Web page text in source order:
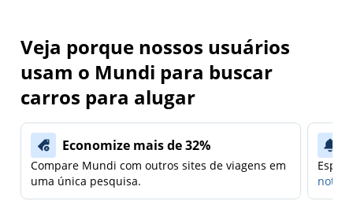
Veja porque nossos usuários
usam o Mundi para buscar
carros para alugar
Economize mais de 32%
Compare Mundi com outros sites de viagens em
uma única pesquisa.